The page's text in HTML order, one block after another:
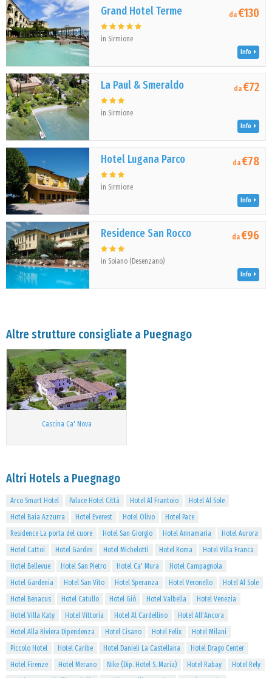
Grand Hotel Terme
in Sirmione
da€130
Info
La Paul & Smeraldo
in Sirmione
da€72
Info
Hotel Lugana Parco
in Sirmione
da€78
Info
Residence San Rocco
in Soiano (Desenzano)
da€96
Info
Altre strutture consigliate a Puegnago
Cascina Ca' Nova
Altri Hotels a Puegnago
Arco Smart Hotel Palace Hotel Città Hotel Al Frantoio
Hotel Al Sole
Hotel Baia Azzurra
Hotel Everest Hotel Olivo
Hotel Pace
Residence La porta del cuore
Hotel San Giorgio Hotel Annamaria
Hotel Aurora
Hotel Cattoi
Hotel Garden Hotel Michelotti Hotel Roma
Hotel Villa Franca
Hotel Bellevue
Hotel San Pietro Hotel Ca' Mura
Hotel Campagnola
Hotel Gardenia
Hotel San Vito Hotel Speranza Hotel Veronello
Hotel Al Sole
Hotel Benacus
Hotel Catullo Hotel Giò Hotel Valbella
Hotel Venezia
Hotel Villa Katy
Hotel Vittoria Hotel Al Cardellino
Hotel All'Ancora
Hotel Alla Riviera Dipendenza
Hotel Cisano Hotel Felix
Hotel Milani
Piccolo Hotel
Hotel Caribe Hotel Danieli La Castellana
Hotel Drago Center
Hotel Firenze
Hotel Merano Nike (Dip. Hotel S. Maria) Hotel Rabay
Hotel Rely